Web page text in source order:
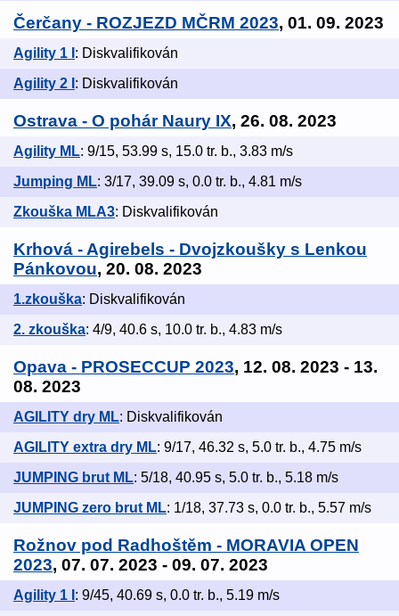
Čerčany - ROZJEZD MČRM 2023, 01. 09. 2023
Agility 1 I : Diskvalifikován
Agility 2 I : Diskvalifikován
Ostrava - O pohár Naury IX, 26. 08. 2023
Agility ML: 9/15, 53.99 s, 15.0 tr. b., 3.83 m/s
Jumping ML: 3/17, 39.09 s, 0.0 tr. b., 4.81 m/s
Zkouška MLA3: Diskvalifikován
Krhová - Agirebels - Dvojzkoušky s Lenkou
Pánkovou, 20. 08. 2023
1.zkouška: Diskvalifikován
2. zkouška: 4/9, 40.6 s, 10.0 tr. b., 4.83 m/s
Opava - PROSECCUP 2023, 12. 08. 2023 - 13.
08. 2023
AGILITY dry ML: Diskvalifikován
AGILITY extra dry ML: 9/17, 46.32 s, 5.0 tr. b., 4.75 m/s
JUMPING brut ML: 5/18, 40.95 s, 5.0 tr. b., 5.18 m/s
JUMPING zero brut ML: 1/18, 37.73 s, 0.0 tr. b., 5.57 m/s
Rožnov pod Radhoštěm - MORAVIA OPEN
2023, 07. 07. 2023 - 09. 07. 2023
Agility 1 I : 9/45, 40.69 s, 0.0 tr. b., 5.19 m/s